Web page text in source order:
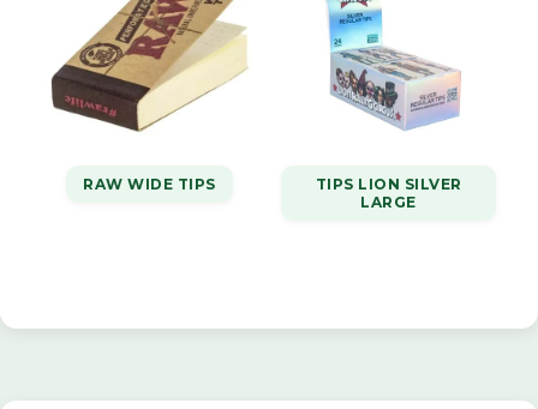
RAW WIDE TIPS
TIPS LION SILVER
LARGE